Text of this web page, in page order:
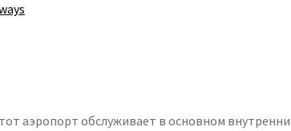
аэропорт обслуживает в основном